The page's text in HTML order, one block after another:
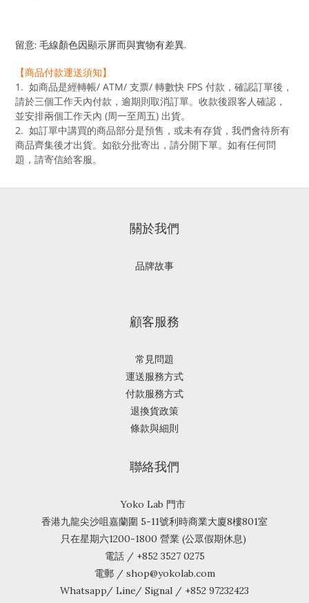
留意: 毛線顏色因顯示屏而與實物有差異.
【商品付款運送須知】
1. 如商品是經轉帳/ ATM/ 支票/ 轉數快 FPS 付款，確認訂單後，
請於三個工作天內付款，逾期則取消訂單。收款後跟客人確認，
並安排兩個工作天內 (周一至周五) 出貨。
2. 如訂單中講買的商品部分是預售，或未有存貨，我們會待所有
商品齊集後才出貨。如欲分批寄出，請分開下單。如有任何問
題，請寄信給客服。
關於我們
品牌故事
顧客服務
常見問題
運送服務方式
付款服務方式
退換貨政策
條款與細則
聯絡我們
Yoko Lab 門市
香港九龍尖沙咀嘉蘭圍 5-11號利時商業大廈8樓801室
只在星期六1200-1800 營業 (公眾假期休息)
電話 / +852 3527 0275
電郵 / shop@yokolab.com
Whatsapp/ Line/ Signal / +852 97232423